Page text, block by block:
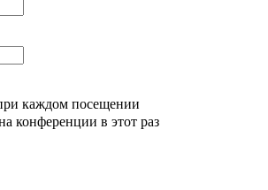
каждом посещении
конференции в этот раз